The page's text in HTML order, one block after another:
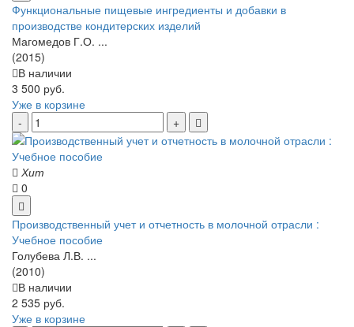
Функциональные пищевые ингредиенты и добавки в
производстве кондитерских изделий
Магомедов Г.О. ...
(2015)
В наличии
3 500 руб.
Уже в корзине
Хит
0
Производственный учет и отчетность в молочной отрасли :
Учебное пособие
Голубева Л.В. ...
(2010)
В наличии
2 535 руб.
Уже в корзине